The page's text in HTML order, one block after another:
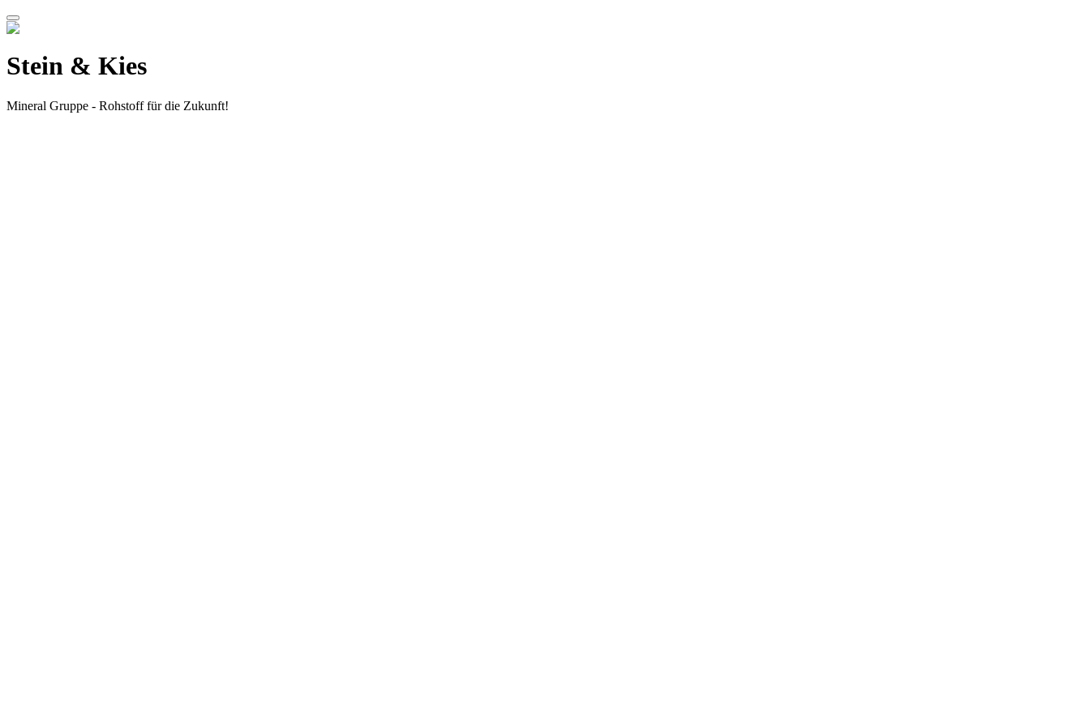
Stein & Kies​
Mineral Gruppe - Rohstoff für die Zukunft!​